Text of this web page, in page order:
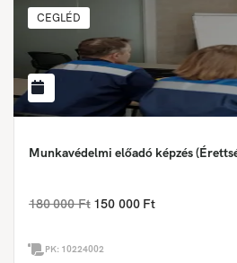
CEGLÉD
Munkavédelmi előadó képzés
180 000 Ft 150 000 Ft
PK: 10224002